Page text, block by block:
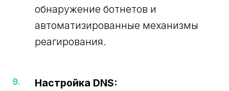
обнаружение ботнетов и
автоматизированные механизмы
реагирования.
Настройка DNS: